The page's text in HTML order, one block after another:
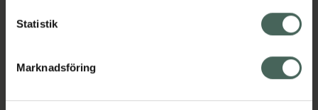
Statistik
Marknadsföring
Innehåll Visa
Instruktioner Visa